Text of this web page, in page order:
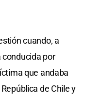
cuando, a
por
que andaba
de Chile y